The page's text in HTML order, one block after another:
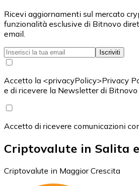
Ricevi aggiornamenti sul mercato
funzionalità esclusive di Bitnovo
email.
Iscriviti
Accetto la <privacyPolicy>Privacy
e di ricevere la Newsletter di Bitnovo
Accetto di ricevere comunicazioni
Criptovalute in Salita
Criptovalute in Maggior Crescita